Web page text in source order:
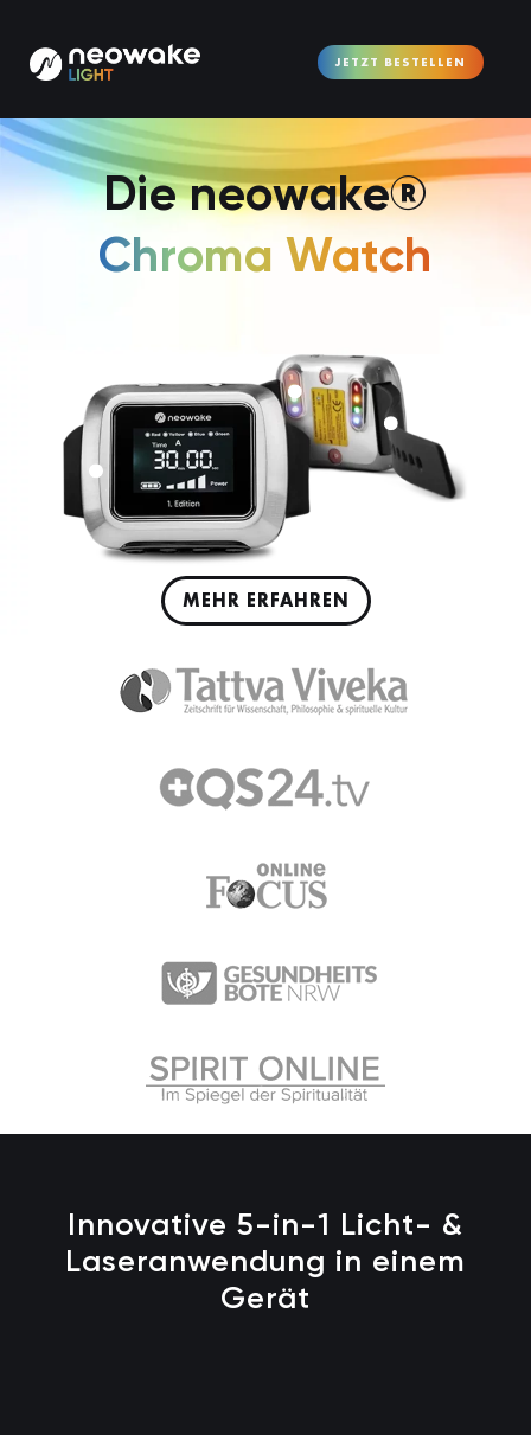
JETZT BESTELLEN
Die neowake®
Chroma Watch
MEHR ERFAHREN
Innovative 5-in-1 Licht- &
Laseranwendung in einem
Gerät